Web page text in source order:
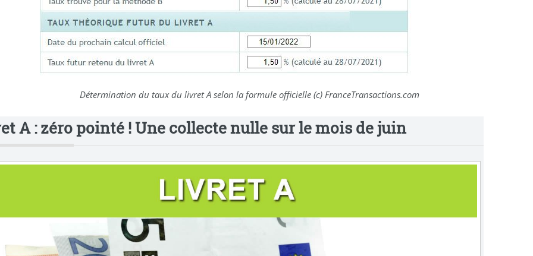
Détermination du taux du livret A selon la formule officielle (c) FranceTransactions.com
A : zéro pointé ! Une collecte nulle sur le mois de juin